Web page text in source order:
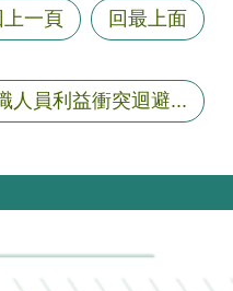
上一頁 回最上面
人員利益衝突迴避...